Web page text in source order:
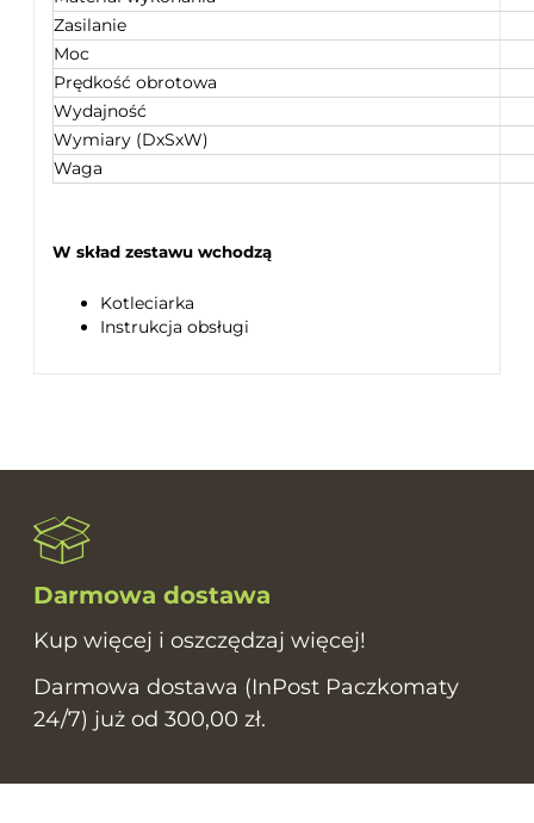
Zasilanie
Moc
Prędkość obrotowa
Wydajność
Wymiary (DxSxW)
Waga
W skład zestawu wchodzą
Kotleciarka
Instrukcja obsługi
Darmowa dostawa
Kup więcej i oszczędzaj więcej!
Darmowa dostawa (InPost Paczkomaty
24/7) już od 300,00 zł.